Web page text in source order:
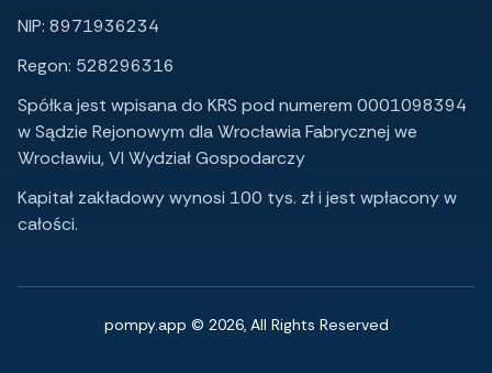
NIP: 8971936234
Regon: 528296316
Spółka jest wpisana do KRS pod numerem 0001098394
w Sądzie Rejonowym dla Wrocławia Fabrycznej we
Wrocławiu, VI Wydział Gospodarczy
Kapitał zakładowy wynosi 100 tys. zł i jest wpłacony w
całości.
pompy.app © 2026, All Rights Reserved